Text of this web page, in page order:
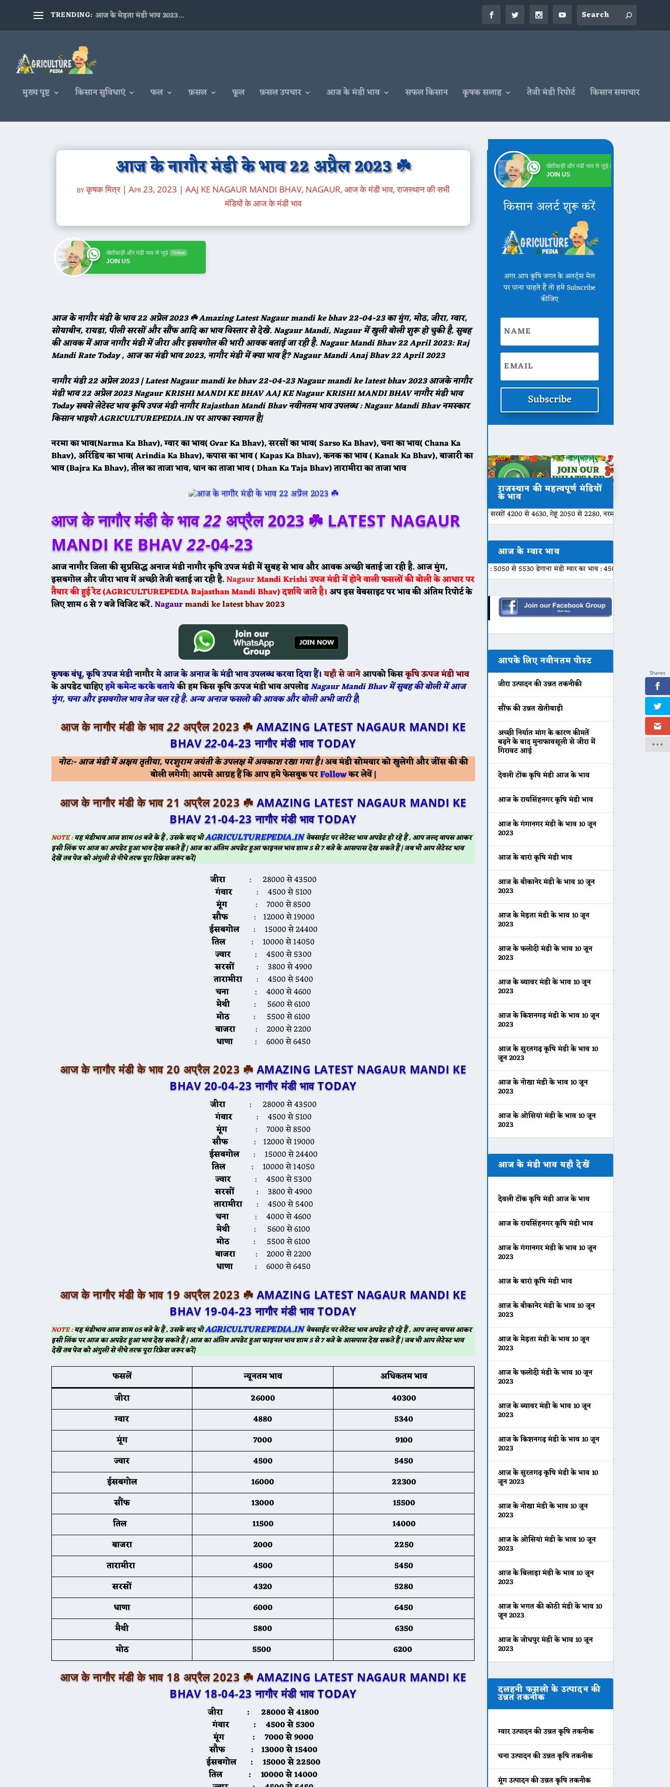
TRENDING: आज के मेड़ता मंडी भाव 2023...
मुख्य पृष्ट किसान सुविधाएं फल फ़सल फूल फ़सल उपचार आज के मंडी भाव सफल किसान कृषक सलाह तेजी मंडी रिपोर्ट किसान समाचार
आज के नागौर मंडी के भाव 22 अप्रैल 2023 ☘️
byकृषक मित्र|Apr 23, 2023 |AAJ KE NAGAUR MANDI BHAV, NAGAUR,आज के मंडी भाव,राजस्थान की सभी
मंडियों के आज के मंडी भाव
खेतीबाड़ी और मंडी भाव से जुड़े Online
JOIN US
आज के नागौर मंडी के भाव22अप्रेल 2023 ☘️ Amazing Latest Nagaur mandi ke bhav 22-04-23 का मुंग, मोठ, जीरा, ग्वार,
सोयाबीन, रायडा, पीली सरसों और सौंफ आदि का भाव विस्तार से देखे. Nagaur Mandi, Nagaur में खुली बोली शुरू हो चुकी है, सुबह
की आवक में आज नागौर मंडी में जीरा और इसबगोल की भारी आवक बताई जा रही है. Nagaur Mandi Bhav22April 2023: Raj
Mandi Rate Today , आज का मंडी भाव 2023, नागौर मंडी में क्या भाव है? Nagaur Mandi Anaj Bhav22April 2023
नागौर मंडी22अप्रेल 2023 | Latest Nagaur mandi ke bhav22-04-23 Nagaur mandi ke latest bhav 2023 आजके नागौर
मंडी भाव22अप्रेल 2023 Nagaur KRISHI MANDI KE BHAV AAJ KE Nagaur KRISHI MANDI BHAV नागौर मंडी भाव
Today सबसे लेटेस्ट भाव कृषि उपज मंडी नागौर Rajasthan Mandi Bhav नवीनतम भाव उपलब्ध : Nagaur Mandi Bhav नमस्कार
किसान भाइयो AGRICULTUREPEDIA.IN पर आपका स्वागत है|
नरमा का भाव(Narma Ka Bhav), ग्वार का भाव( Gvar Ka Bhav), सरसों का भाव( Sarso Ka Bhav), चना का भाव( Chana Ka
Bhav), अरिंडिय का भाव( Arindia Ka Bhav), कपास का भाव ( Kapas Ka Bhav), कनक का भाव ( Kanak Ka Bhav), बाजारी का
भाव (Bajra Ka Bhav), तील का ताजा भाव, धान का ताजा भाव ( Dhan Ka Taja Bhav) तारामीरा का ताजा भाव
आज के नागौर मंडी के भाव22 अप्रैल 2023 ☘️ LATEST NAGAUR
MANDI KE BHAV22-04-23
आज नागौर जिला की सुप्रसिद्ध अनाज मंडी नागौर कृषि उपज मंडी में सुबह से भाव और आवक अच्छी बताई जा रही है. आज मुंग,
इसबगोल और जीरा भाव में अच्छी तेजी बताई जा रही है.NagaurMandiKrishi उपज मंडी में होने वाली फसलों की बोली के आधार पर
तैयार की हुई रेट (AGRICULTUREPEDIA Rajasthan Mandi Bhav) दर्शाये जाते है। अप इस वेबसाइट पर भाव की अंतिम रिपोर्ट के
लिए शाम 6 से 7 बजे विजिट करें.Nagaurmandi ke latest bhav 2023
कृषक बंधू, कृषि उपज मंडीनागौरमेआज केअनाज के मंडी भाव उपलब्ध करवा दिया हैं। यहाँ से जानेआपको किसकृषि ऊपज मंडी भाव
के अपडेट चाहिएहमे कमेन्ट करके बतायेकी हम किस कृषि ऊपज मंडी भाव अपलोडNagaur Mandi Bhav में सुबह की बोली में आज
मुंग, चना और इसबगोल भाव तेज चल रहे है. अन्य अनाज फसलो की आवक और बोली अभी जारी है|
आज के नागौर मंडी के भाव22 अप्रैल 2023 ☘️ AMAZING LATEST NAGAUR MANDI KE
BHAV22-04-23 नागौर मंडी भाव TODAY
नोट:- आज मंडी में अक्षय तृतीया, परशुराम जयंती के उपलक्ष में अवकाश रखा गया है।अब मंडी सोमवार को खुलेगी और जींस की की
बोली लगेगी| आपसे आग्रह हैं कि आप हमे फेसबुक परFollowकर लेवें |
आज के नागौर मंडी के भाव 21 अप्रैल 2023 ☘️ AMAZING LATEST NAGAUR MANDI KE
BHAV 21-04-23 नागौर मंडी भाव TODAY
NOTE :यह मंडीभाव आज शाम 05 बजे के हैं , उसके बाद भीAGRICULTUREPEDIA.INवेबसाईट पर लेटेस्ट भाव अपडेट हो रहे हैं , आप जल्द वापस आकर
इसी लिंक पर आज का अपडेट हुआ भाव देख सकते हैं | आज का अंतिम अपडेट हुआ फाइनल भाव शाम 5 से 7 बजे के आसपास देख सकते हैं | जब भी आप लेटेस्ट भाव
देखें तब पेज को अंगुली से नीचे तरफ पूरा रिफ्रेश जरूर करें|
जीरा: 28000 से 43500
गंवार: 4500 से 5100
मूंग: 7000 से 8500
सौफ: 12000 से 19000
ईसबगोल: 15000 से 24400
तिल: 10000 से 14050
ज्वार: 4500 से 5300
सरसों: 3800 से 4900
तारामीरा: 4500 से 5400
चना: 4000 से 4600
मेथी: 5600 से 6100
मोठ
: 5500 से 6100
बाजरा: 2000 से 2200
धाणा: 6000 से 6450
आज के नागौर मंडी के भाव 20 अप्रैल 2023 ☘️ AMAZING LATEST NAGAUR MANDI KE
BHAV 20-04-23 नागौर मंडी भाव TODAY
जीरा: 28000 से 43500
गंवार: 4500 से 5100
मूंग: 7000 से 8500
सौफ: 12000 से 19000
ईसबगोल: 15000 से 24400
तिल: 10000 से 14050
ज्वार: 4500 से 5300
सरसों: 3800 से 4900
तारामीरा: 4500 से 5400
चना: 4000 से 4600
मेथी: 5600 से 6100
मोठ
: 5500 से 6100
बाजरा: 2000 से 2200
धाणा: 6000 से 6450
आज के नागौर मंडी के भाव 19 अप्रैल 2023 ☘️ AMAZING LATEST NAGAUR MANDI KE
BHAV 19-04-23 नागौर मंडी भाव TODAY
NOTE :यह मंडीभाव आज शाम 05 बजे के हैं , उसके बाद भीAGRICULTUREPEDIA.INवेबसाईट पर लेटेस्ट भाव अपडेट हो रहे हैं , आप जल्द वापस आकर
इसी लिंक पर आज का अपडेट हुआ भाव देख सकते हैं | आज का अंतिम अपडेट हुआ फाइनल भाव शाम 5 से 7 बजे के आसपास देख सकते हैं | जब भी आप लेटेस्ट भाव
देखें तब पेज को अंगुली से नीचे तरफ पूरा रिफ्रेश जरूर करें|
फसलें न्यूनतम भाव
अधिकतम भाव
जीरा
26000
40300
ग्वार
4880
5340
मूंग
7000
9100
ज्वार
4500
5450
ईसबगोल
16000
22300
सौंफ
13000
15500
तिल
11500
14000
बाजरा
2000
2250
तारामीरा
4500
5450
सरसों
4320
5280
धाणा
6000
6450
मैथी
5800
6350
मोठ
5500 6200
आज के नागौर मंडी के भाव 18 अप्रैल 2023 ☘️ AMAZING LATEST NAGAUR MANDI KE
BHAV 18-04-23 नागौर मंडी भाव TODAY
जीरा: 28000 से 41800
गंवार: 4500 से 5300
मूंग: 7000 से 9000
सौफ: 13000 से 15400
ईसबगोल: 15000 से 22500
तिल: 10000 से 14000
खेतीबाड़ी और मंडी भाव से जुड़े
JOIN US
किसान अलर्ट शुरू करें
अगर आप कृषि जगत के अलर्ट्स मेल
पर पाना चाहते हैं तो हमे Subscribe
कीजिए
Subscribe
राजस्थान की महत्वपूर्ण मंडियों
के भाव
🌾 आज 20 मई के भाव ☘️ श्री विजयनगर मंडी के भाव सरसों 4200 से 4630, गेहूं 2050 से 2280, नरमा 7500 से 7840, ग्वार 5100 से
आज के ग्वार भाव
🌾 आज 20 मई ग्वार के भाव मेड़ता मंडी ग्वार का भाव : 5050 से 5530 डेगाना मंडी ग्वार का भाव : 4500 से 5480 नागौर मंडी ग्वार का
आपके लिए नवीनतम पोस्ट
जीरा उत्पादन की उन्नत तकनीकी
सौंफ की उन्नत खेतीबाड़ी
अच्छी निर्यात मांग के कारण कीमतें
बढ़ने के बाद मुनाफावसूली से जीरा में
गिरावट आई
देवली टोंक कृषि मंडी आज के भाव
आज के रायसिंहनगर कृषि मंडी भाव
आज के गंगानगर मंडी के भाव 10 जून
2023
आज के बारां कृषि मंडी भाव
आज के बीकानेर मंडी के भाव 10 जून
2023
आज के मेड़ता मंडी के भाव 10 जून
2023
आज के फलोदी मंडी के भाव 10 जून
2023
आज के ब्यावर मंडी के भाव 10 जून
2023
आज के किशनगढ़ मंडी के भाव 10 जून
2023
आज के सुरतगढ़ कृषि मंडी के भाव 10
जून 2023
आज के नोखा मंडी के भाव 10 जून
2023
आज के ओसियां मंडी के भाव 10 जून
2023
आज के मंडी भाव यहाँ देखें
देवली टोंक कृषि मंडी आज के भाव
आज के रायसिंहनगर कृषि मंडी भाव
आज के गंगानगर मंडी के भाव 10 जून
2023
आज के बारां कृषि मंडी भाव
आज के बीकानेर मंडी के भाव 10 जून
2023
आज के मेड़ता मंडी के भाव 10 जून
2023
आज के फलोदी मंडी के भाव 10 जून
2023
आज के ब्यावर मंडी के भाव 10 जून
2023
आज के किशनगढ़ मंडी के भाव 10 जून
2023
आज के सुरतगढ़ कृषि मंडी के भाव 10
जून 2023
आज के नोखा मंडी के भाव 10 जून
2023
आज के ओसियां मंडी के भाव 10 जून
2023
आज के बिलाड़ा मंडी के भाव 10 जून
2023
आज के भगत की कोठी मंडी के भाव 10
जून 2023
आज के जोधपुर मंडी के भाव 10 जून
2023
दलहनी फसलो के उत्पादन की
उन्नत तकनीक
ग्वार उत्पादन की उन्नत कृषि तकनीक
चना उत्पादन की उन्नत कृषि तकनीक
मूंग उत्पादन की उन्नत कृषि तकनीक
Shares